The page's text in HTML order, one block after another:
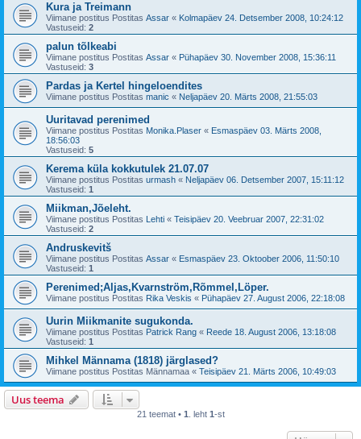
Kura ja Treimann
Viimane postitus Postitas Assar « Kolmapäev 24. Detsember 2008, 10:24:12
Vastuseid: 2
palun tõlkeabi
Viimane postitus Postitas Assar « Pühapäev 30. November 2008, 15:36:11
Vastuseid: 3
Pardas ja Kertel hingeloendites
Viimane postitus Postitas manic « Neljapäev 20. Märts 2008, 21:55:03
Uuritavad perenimed
Viimane postitus Postitas Monika.Plaser « Esmaspäev 03. Märts 2008,
18:56:03
Vastuseid: 5
Kerema küla kokkutulek 21.07.07
Viimane postitus Postitas urmash « Neljapäev 06. Detsember 2007, 15:11:12
Vastuseid: 1
Miikman,Jõeleht.
Viimane postitus Postitas Lehti « Teisipäev 20. Veebruar 2007, 22:31:02
Vastuseid: 2
Andruskevitš
Viimane postitus Postitas Assar « Esmaspäev 23. Oktoober 2006, 11:50:10
Vastuseid: 1
Perenimed;Aljas,Kvarnström,Rõmmel,Löper.
Viimane postitus Postitas Rika Veskis « Pühapäev 27. August 2006, 22:18:08
Uurin Miikmanite sugukonda.
Viimane postitus Postitas Patrick Rang « Reede 18. August 2006, 13:18:08
Vastuseid: 1
Mihkel Männama (1818) järglased?
Viimane postitus Postitas Männamaa « Teisipäev 21. Märts 2006, 10:49:03
Uus teema
21 teemat • 1 . leht 1-st